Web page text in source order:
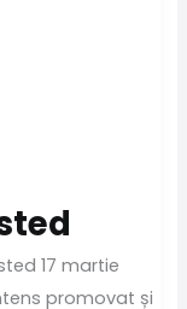
17 martie
promovat și